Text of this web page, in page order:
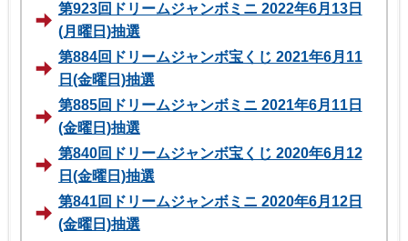
第923回ドリームジャンボミニ 2022年6月13日
(月曜日)抽選
第884回ドリームジャンボ宝くじ 2021年6月11
日(金曜日)抽選
第885回ドリームジャンボミニ 2021年6月11日
(金曜日)抽選
第840回ドリームジャンボ宝くじ 2020年6月12
日(金曜日)抽選
第841回ドリームジャンボミニ 2020年6月12日
(金曜日)抽選